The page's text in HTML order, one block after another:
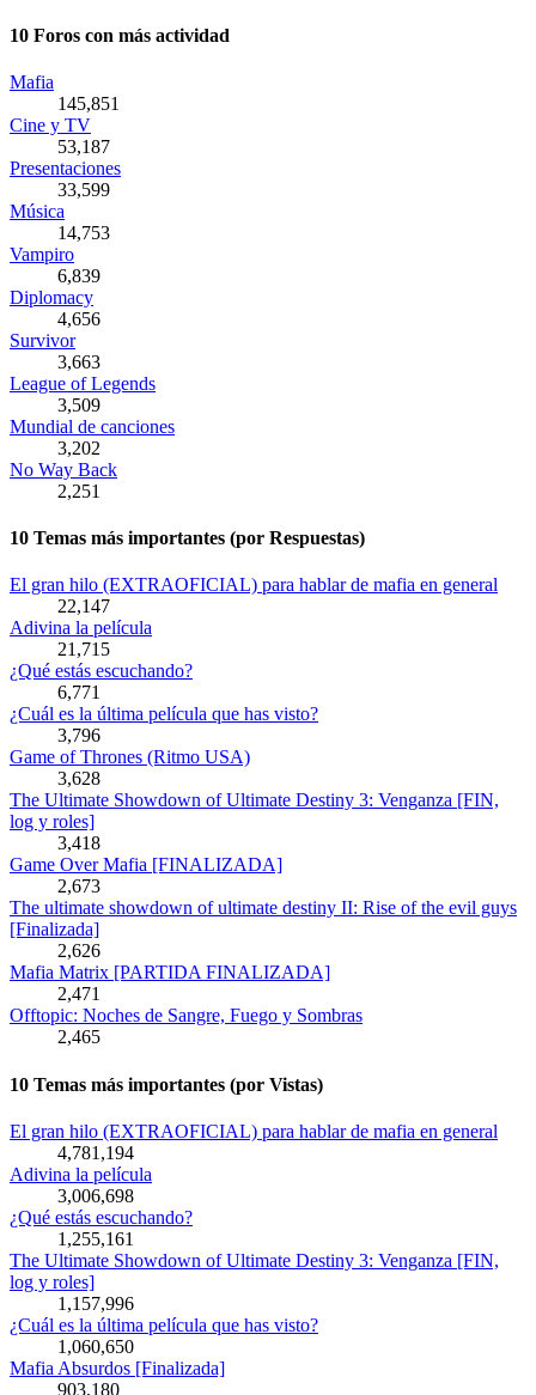
10 Foros con más actividad
Mafia
145,851
Cine y TV
53,187
Presentaciones
33,599
Música
14,753
Vampiro
6,839
Diplomacy
4,656
Survivor
3,663
League of Legends
3,509
Mundial de canciones
3,202
No Way Back
2,251
10 Temas más importantes (por Respuestas)
El gran hilo (EXTRAOFICIAL) para hablar de mafia en general
22,147
Adivina la película
21,715
¿Qué estás escuchando?
6,771
¿Cuál es la última película que has visto?
3,796
Game of Thrones (Ritmo USA)
3,628
The Ultimate Showdown of Ultimate Destiny 3: Venganza [FIN,
log y roles]
3,418
Game Over Mafia [FINALIZADA]
2,673
The ultimate showdown of ultimate destiny II: Rise of the evil guys
[Finalizada]
2,626
Mafia Matrix [PARTIDA FINALIZADA]
2,471
Offtopic: Noches de Sangre, Fuego y Sombras
2,465
10 Temas más importantes (por Vistas)
El gran hilo (EXTRAOFICIAL) para hablar de mafia en general
4,781,194
Adivina la película
3,006,698
¿Qué estás escuchando?
1,255,161
The Ultimate Showdown of Ultimate Destiny 3: Venganza [FIN,
log y roles]
1,157,996
¿Cuál es la última película que has visto?
1,060,650
Mafia Absurdos [Finalizada]
903,180